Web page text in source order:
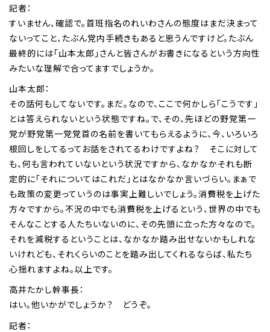
記者：
すいません、確認で。首班指名のれいわさんの態度はまだ決まって
ないってこと、たぶん党内手続きもあると思うんですけど。たぶん
最終的には「山本太郎」さんと皆さんがお書きになるという方向性
みたいな理解で合ってますでしょうか。
山本太郎：
その話何もしてないです。まだ。なので、ここで何かしら「こうです」
とは答えられないという状態ですね。で、その、先ほどの野党第一
党が野党第一党党首の名前を書いてもらえるように、今、いろいろ
根回しをしてるってお話をされてるわけですよね？ そこに対して
も、何も言われていないという状況ですから、なかなかそれも断
定的に「それについてはこれだ」とはなかなか言いづらい。まぁで
も政策の変更っていうのは事実上難しいでしょう。消費税を上げた
方々ですから。不況の中でも消費税を上げるという、世界の中でも
そんなことする人たちいないのに、その先頭に立った方々なので。
それを減税するということは、なかなか踏み出せないかもしれな
いけれども、それくらいのことを踏み出してくれるならば、私たち
心揺れますよね。以上です。
高井たかし幹事長：
はい。他いかがでしょうか？ どうぞ。
記者：